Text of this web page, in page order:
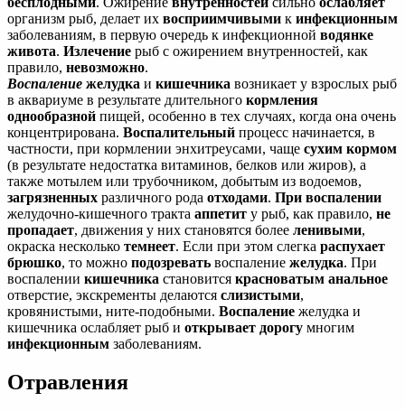
организм рыб, делает их восприимчивыми к инфекционным
заболеваниям, в первую очередь к инфекционной водянке
живота. Излечение рыб с ожирением внутренностей, как
правило, невозможно.
Воспаление желудка и кишечника возникает у взрослых рыб
в аквариуме в результате длительного кормления
однообразной пищей, особенно в тех случаях, когда она очень
концентрирована. Воспалительный процесс начинается, в
частности, при кормлении энхитреусами, чаще сухим кормом
(в результате недостатка витаминов, белков или жиров), а
также мотылем или трубочником, добытым из водоемов,
загрязненных различного рода отходами. При воспалении
желудочно-кишечного тракта аппетит у рыб, как правило, не
пропадает, движения у них становятся более ленивыми,
окраска несколько темнеет. Если при этом слегка распухает
брюшко, то можно подозревать воспаление желудка. При
воспалении кишечника становится красноватым анальное
отверстие, экскременты делаются слизистыми,
кровянистыми, ните-подобными. Воспаление желудка и
кишечника ослабляет рыб и открывает дорогу многим
инфекционным заболеваниям.
Отравления